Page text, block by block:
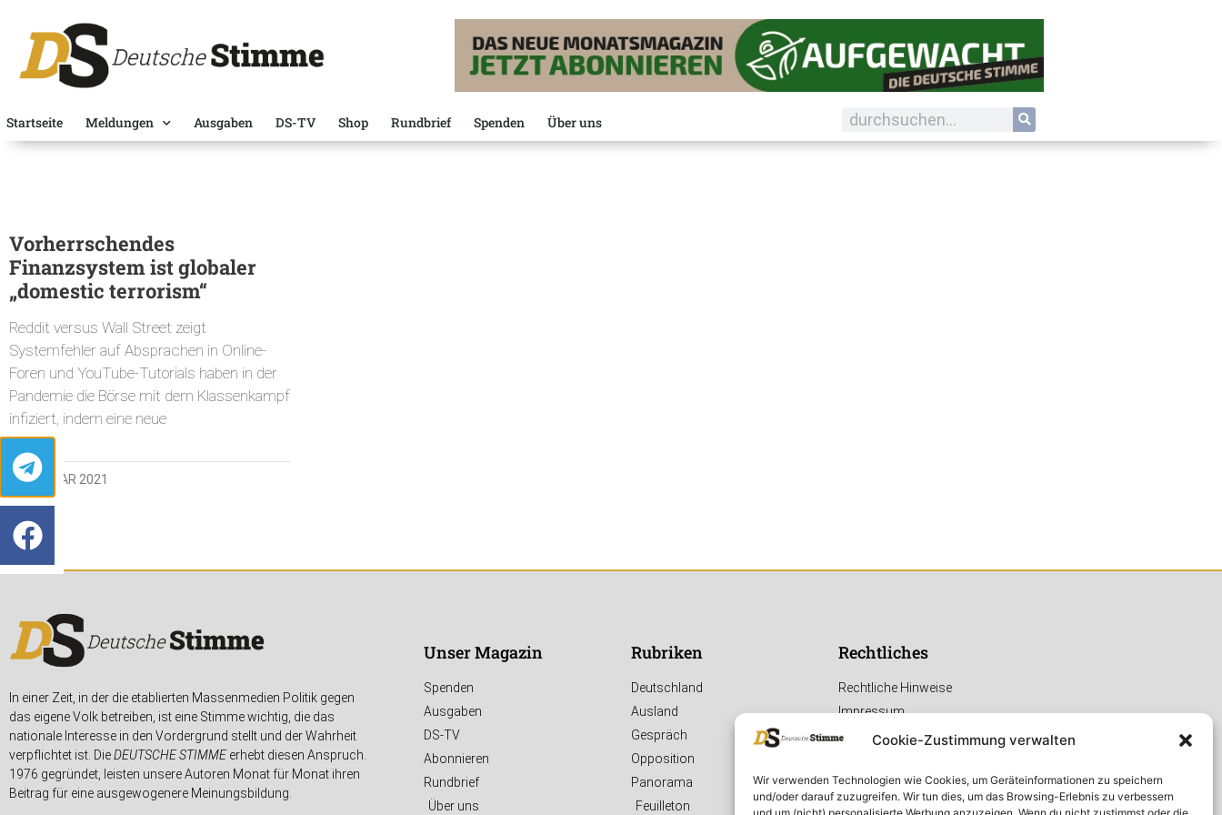
Cookie-Zustimmung verwalten
Wir verwenden Technologien wie Cookies, um Geräteinformationen zu speichern
und/oder darauf zuzugreifen. Wir tun dies, um das Browsing-Erlebnis zu verbessern
Startseite Meldungen Ausgaben DS-TV Shop Rundbrief Spenden Über uns
Vorherrschendes
Finanzsystem ist globaler
„domestic terrorism“
Reddit versus Wall Street zeigt
Systemfehler auf Absprachen in Online-
Foren und YouTube-Tutorials haben in der
Pandemie die Börse mit dem Klassenkampf
infiziert, indem eine neue
3. FEBRUAR 2021
In einer Zeit, in der die etablierten Massenmedien Politik gegen
das eigene Volk betreiben, ist eine Stimme wichtig, die das
nationale Interesse in den Vordergrund stellt und der Wahrheit
verpflichtet ist. DieDEUTSCHE STIMMEerhebt diesen Anspruch.
1976 gegründet, leisten unsere Autoren Monat für Monat ihren
Beitrag für eine ausgewogenere Meinungsbildung.
Unser Magazin
Spenden
Ausgaben
DS-TV
Abonnieren
Rundbrief
Über uns
Rubriken
Deutschland
Ausland
Gespräch
Opposition
Panorama
Feuilleton
Rechtliches
Rechtliche Hinweise
Impressum
Datenschutzerklärung